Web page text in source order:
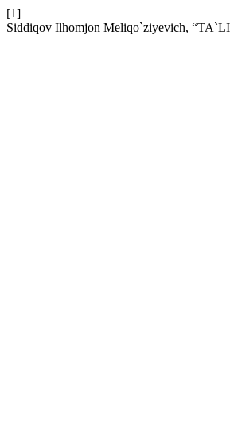
[1]
Siddiqov Ilhomjon Meliqo`ziyevich,